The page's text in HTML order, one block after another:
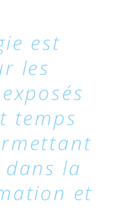
est
les
temps
dans la
et